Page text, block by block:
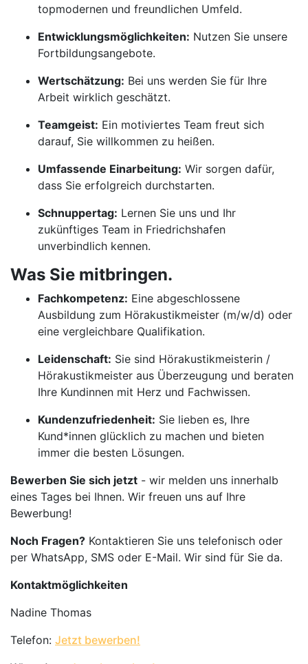
topmodernen und freundlichen Umfeld.
Entwicklungsmöglichkeiten: Nutzen Sie unsere
Fortbildungsangebote.
Wertschätzung: Bei uns werden Sie für Ihre
Arbeit wirklich geschätzt.
Teamgeist: Ein motiviertes Team freut sich
darauf, Sie willkommen zu heißen.
Umfassende Einarbeitung: Wir sorgen dafür,
dass Sie erfolgreich durchstarten.
Schnuppertag: Lernen Sie uns und Ihr
zukünftiges Team in Friedrichshafen
unverbindlich kennen.
Was Sie mitbringen.
Fachkompetenz: Eine abgeschlossene
Ausbildung zum Hörakustikmeister (m/w/d) oder
eine vergleichbare Qualifikation.
Leidenschaft: Sie sind Hörakustikmeisterin /
Hörakustikmeister aus Überzeugung und beraten
Ihre Kundinnen mit Herz und Fachwissen.
Kundenzufriedenheit: Sie lieben es, Ihre
Kund*innen glücklich zu machen und bieten
immer die besten Lösungen.
Bewerben Sie sich jetzt - wir melden uns innerhalb
eines Tages bei Ihnen. Wir freuen uns auf Ihre
Bewerbung!
Noch Fragen? Kontaktieren Sie uns telefonisch oder
per WhatsApp, SMS oder E-Mail. Wir sind für Sie da.
Kontaktmöglichkeiten
Nadine Thomas
Telefon: Jetzt bewerben!